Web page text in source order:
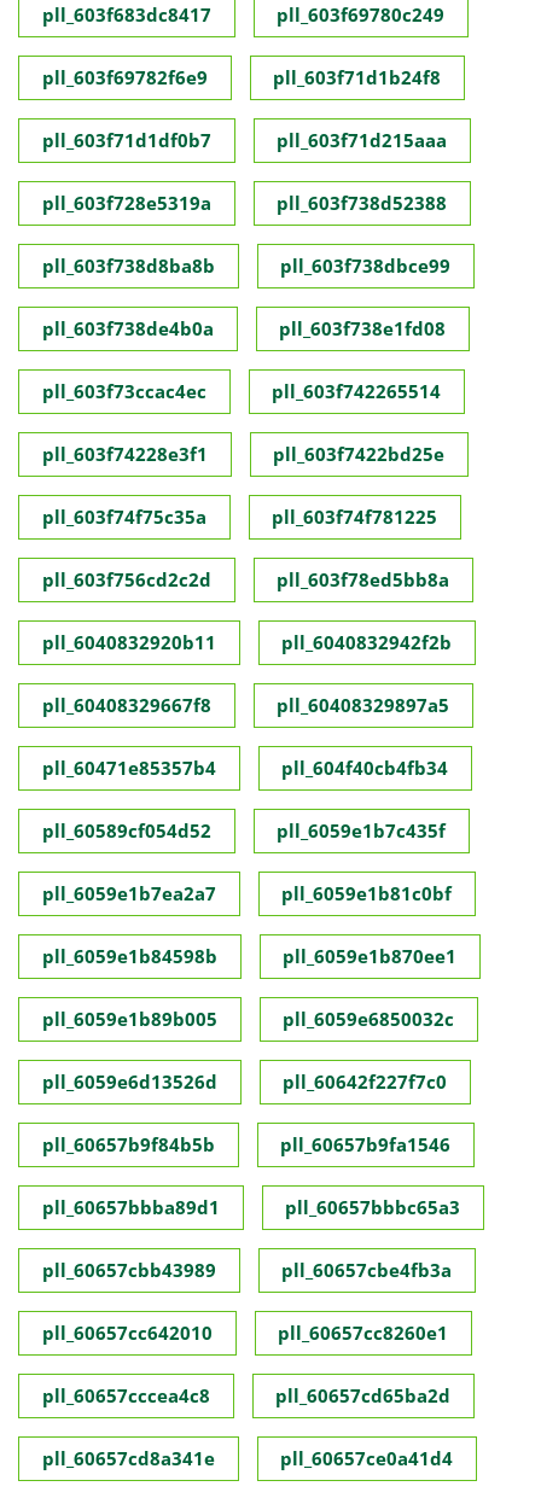
pll_603f683dc8417 pll_603f69780c249
pll_603f69782f6e9 pll_603f71d1b24f8
pll_603f71d1df0b7 pll_603f71d215aaa
pll_603f728e5319a pll_603f738d52388
pll_603f738d8ba8b pll_603f738dbce99
pll_603f738de4b0a pll_603f738e1fd08
pll_603f73ccac4ec pll_603f742265514
pll_603f74228e3f1 pll_603f7422bd25e
pll_603f74f75c35a pll_603f74f781225
pll_603f756cd2c2d pll_603f78ed5bb8a
pll_6040832920b11 pll_6040832942f2b
pll_60408329667f8 pll_60408329897a5
pll_60471e85357b4 pll_604f40cb4fb34
pll_60589cf054d52 pll_6059e1b7c435f
pll_6059e1b7ea2a7 pll_6059e1b81c0bf
pll_6059e1b84598b pll_6059e1b870ee1
pll_6059e1b89b005 pll_6059e6850032c
pll_6059e6d13526d pll_60642f227f7c0
pll_60657b9f84b5b pll_60657b9fa1546
pll_60657bbba89d1 pll_60657bbbc65a3
pll_60657cbb43989 pll_60657cbe4fb3a
pll_60657cc642010 pll_60657cc8260e1
pll_60657cccea4c8 pll_60657cd65ba2d
pll_60657cd8a341e pll_60657ce0a41d4